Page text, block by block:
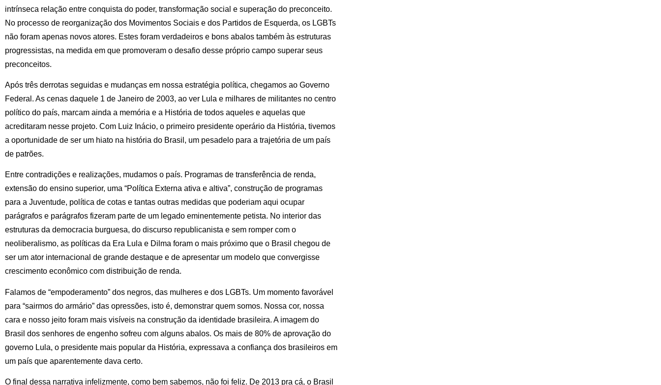
intrínseca relação entre conquista do poder, transformação social e superação do preconceito.
No processo de reorganização dos Movimentos Sociais e dos Partidos de Esquerda, os LGBTs
não foram apenas novos atores. Estes foram verdadeiros e bons abalos também às estruturas
progressistas, na medida em que promoveram o desafio desse próprio campo superar seus
preconceitos.
Após três derrotas seguidas e mudanças em nossa estratégia política, chegamos ao Governo
Federal. As cenas daquele 1 de Janeiro de 2003, ao ver Lula e milhares de militantes no centro
político do país, marcam ainda a memória e a História de todos aqueles e aquelas que
acreditaram nesse projeto. Com Luiz Inácio, o primeiro presidente operário da História, tivemos
a oportunidade de ser um hiato na história do Brasil, um pesadelo para a trajetória de um país
de patrões.
Entre contradições e realizações, mudamos o país. Programas de transferência de renda,
extensão do ensino superior, uma “Política Externa ativa e altiva”, construção de programas
para a Juventude, política de cotas e tantas outras medidas que poderiam aqui ocupar
parágrafos e parágrafos fizeram parte de um legado eminentemente petista. No interior das
estruturas da democracia burguesa, do discurso republicanista e sem romper com o
neoliberalismo, as políticas da Era Lula e Dilma foram o mais próximo que o Brasil chegou de
ser um ator internacional de grande destaque e de apresentar um modelo que convergisse
crescimento econômico com distribuição de renda.
Falamos de “empoderamento” dos negros, das mulheres e dos LGBTs. Um momento favorável
para “sairmos do armário” das opressões, isto é, demonstrar quem somos. Nossa cor, nossa
cara e nosso jeito foram mais visíveis na construção da identidade brasileira. A imagem do
Brasil dos senhores de engenho sofreu com alguns abalos. Os mais de 80% de aprovação do
governo Lula, o presidente mais popular da História, expressava a confiança dos brasileiros em
um país que aparentemente dava certo.
O final dessa narrativa infelizmente, como bem sabemos, não foi feliz. De 2013 pra cá, o Brasil